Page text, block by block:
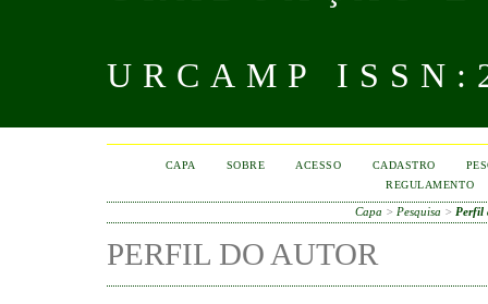
URCAMP
CAPA SOBRE ACESSO CADASTRO
REGULAMENTO
Capa > Pesquisa > Perfil
PERFIL DO AUTOR